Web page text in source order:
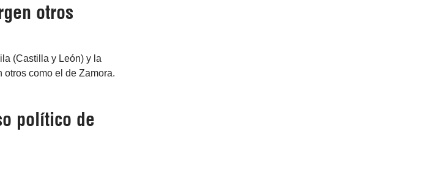
otros
(Castilla y León) y la
como el de Zamora.
político de